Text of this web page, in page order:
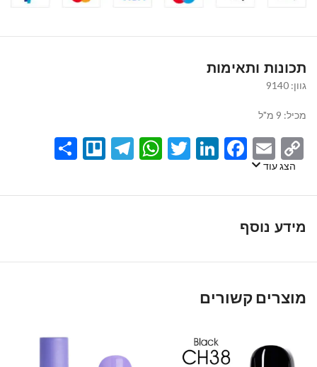
תכונות ותאימות
גוון: 9140
מכיל: 9 מ"ל
Copy
Link
Email
Facebook
LinkedIn
Twitter
WhatsApp
Telegram
Trello
הצג עוד
מידע נוסף
מוצרים קשורים